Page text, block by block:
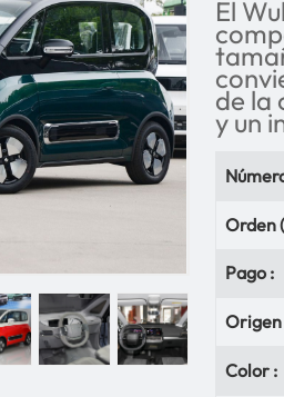
El
de la
y un
Orden
Pago :
Origen
Color :